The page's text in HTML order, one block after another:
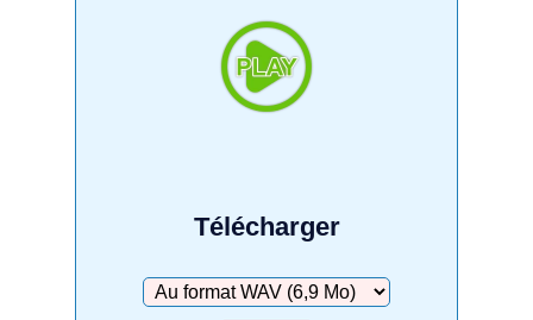
Télécharger
Télécharger